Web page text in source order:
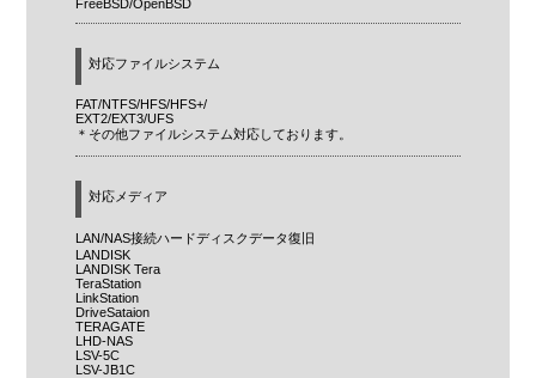
FreeBSD/OpenBSD
対応ファイルシステム
FAT/NTFS/HFS/HFS+/
EXT2/EXT3/UFS
＊その他ファイルシステム対応しております。
対応メディア
LAN/NAS接続ハードディスクデータ復旧
LANDISK
LANDISK Tera
TeraStation
LinkStation
DriveSataion
TERAGATE
LHD-NAS
LSV-5C
LSV-JB1C